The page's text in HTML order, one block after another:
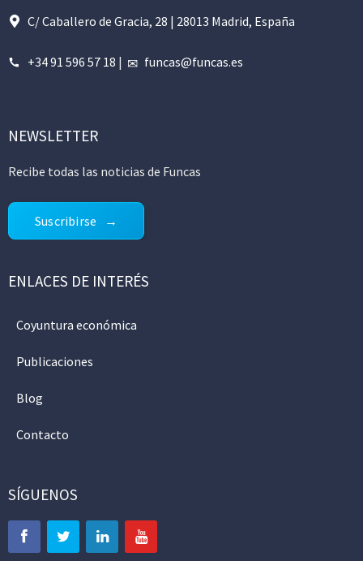
C/ Caballero de Gracia, 28 | 28013 Madrid, España
+34 91 596 57 18 | funcas@funcas.es
NEWSLETTER
Recibe todas las noticias de Funcas
Suscribirse
ENLACES DE INTERÉS
Coyuntura económica
Publicaciones
Blog
Contacto
SÍGUENOS